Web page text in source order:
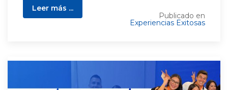
Leer más ...
Publicado en
Experiencias Exitosas